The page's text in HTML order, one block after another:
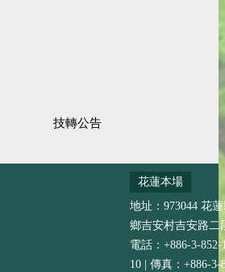
技轉公告
花蓮本場
地址：973044 花
鄉吉安村吉安路二
電話：+886-3-852-
10 | 傳真：+886-3-